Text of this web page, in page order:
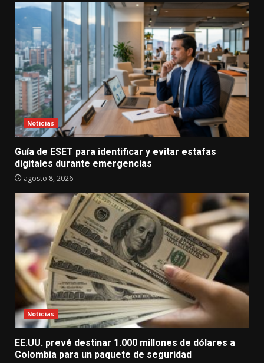
Noticias
Guía de ESET para identificar y evitar estafas
digitales durante emergencias
agosto 8, 2026
Noticias
EE.UU. prevé destinar 1.000 millones de dólares a
Colombia para un paquete de seguridad